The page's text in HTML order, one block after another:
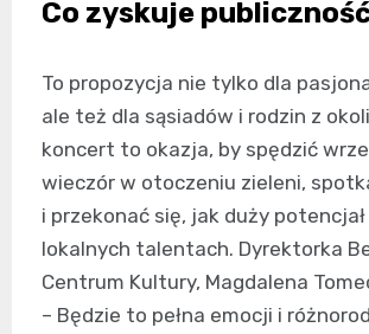
Co zyskuje
To propozycja nie tylko dla
ale też dla sąsiadów i rodzin z
koncert to okazja, by spędzić
wieczór w otoczeniu zieleni,
i przekonać się, jak duży
lokalnych talentach. Dyrektorka
Centrum Kultury, Magdalena
– Będzie to pełna emocji i